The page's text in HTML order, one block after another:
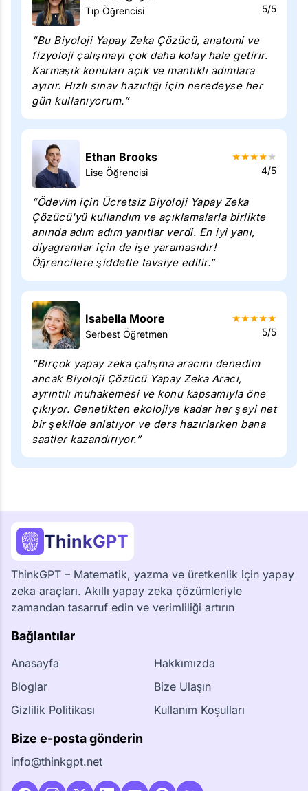
Tıp Öğrencisi 5/5
“Bu Biyoloji Yapay Zeka Çözücü, anatomi ve
fizyoloji çalışmayı çok daha kolay hale getirir.
Karmaşık konuları açık ve mantıklı adımlara
ayırır. Hızlı sınav hazırlığı için neredeyse her
gün kullanıyorum.”
Ethan Brooks
Lise Öğrencisi
★★★★★
4/5
“Ödevim için Ücretsiz Biyoloji Yapay Zeka
Çözücü'yü kullandım ve açıklamalarla birlikte
anında adım adım yanıtlar verdi. En iyi yanı,
diyagramlar için de işe yaramasıdır!
Öğrencilere şiddetle tavsiye edilir.”
Isabella Moore
Serbest Öğretmen
★★★★★
5/5
“Birçok yapay zeka çalışma aracını denedim
ancak Biyoloji Çözücü Yapay Zeka Aracı,
ayrıntılı muhakemesi ve konu kapsamıyla öne
çıkıyor. Genetikten ekolojiye kadar her şeyi net
bir şekilde anlatıyor ve ders hazırlarken bana
saatler kazandırıyor.”
ThinkGPT
ThinkGPT – Matematik, yazma ve üretkenlik için yapay
zeka araçları. Akıllı yapay zeka çözümleriyle
zamandan tasarruf edin ve verimliliği artırın
Bağlantılar
Anasayfa
Bloglar
Gizlilik Politikası
Hakkımızda
Bize Ulaşın
Kullanım Koşulları
Bize e-posta gönderin
info@thinkgpt.net